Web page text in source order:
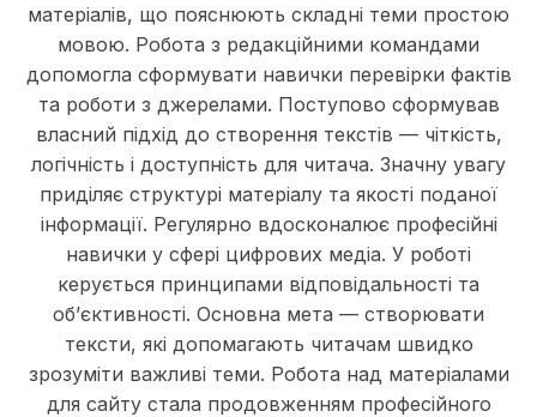
матеріалів, що пояснюють складні теми простою
мовою. Робота з редакційними командами
допомогла сформувати навички перевірки фактів
та роботи з джерелами. Поступово сформував
власний підхід до створення текстів — чіткість,
логічність і доступність для читача. Значну увагу
приділяє структурі матеріалу та якості поданої
інформації. Регулярно вдосконалює професійні
навички у сфері цифрових медіа. У роботі
керується принципами відповідальності та
об’єктивності. Основна мета — створювати
тексти, які допомагають читачам швидко
зрозуміти важливі теми. Робота над матеріалами
для сайту стала продовженням професійного